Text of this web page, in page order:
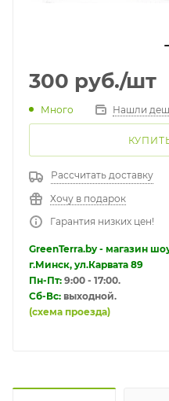
300 руб./шт
Много Нашли
Рассчитать доставку
Хочу в подарок
Гарантия низких цен!
GreenTerra.by - магазин
г.Минск, ул.Карвата 89
Пн-Пт: 9:00 - 17:00.
Сб-Вс: выходной.
(схема проезда)